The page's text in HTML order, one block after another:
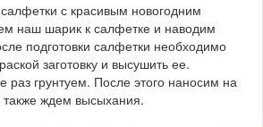
с красивым новогодним
наш шарик к салфетке и наводим
подготовки салфетки необходимо
заготовку и высушить ее.
грунтуем. После этого наносим на
также ждем высыхания.